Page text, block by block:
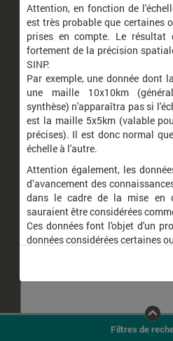
Nom latin
Ceratomegilla undecimnotata
Filtres de
Attention, en fonction de
est très probable que certaines
prises en compte. Le résultat
fortement de la précision
SINP.
Par exemple, une donnée dont
une maille 10x10km
synthèse) n'apparaîtra pas si
est la maille 5x5km (valable
précises). Il est donc normal
échelle à l'autre.
Attention également, les
d’avancement des
dans le cadre de la mise en
sauraient être considérées
Ces données font l'objet d'un
données considérées certaines
ainsi que celles pour